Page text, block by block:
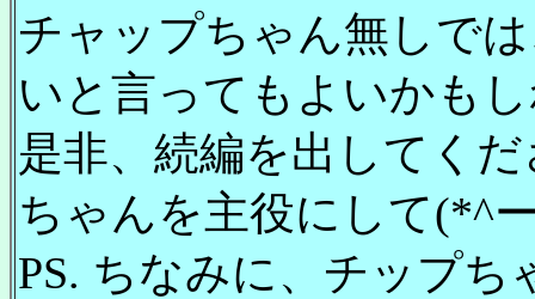
チャップちゃん無しで
いと言ってもよいかも
是非、続編を出してく
ちゃんを主役にして(*^
PS. ちなみに、チップ